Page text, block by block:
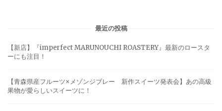
最近の投稿
【新店】『imperfect MARUNOUCHI ROASTERY』最新のロースタ
ーにも注目！
【青森県産フルーツ×メゾンジブレー 新作スイーツ発表会】あの高級
果物が愛らしいスイーツに！